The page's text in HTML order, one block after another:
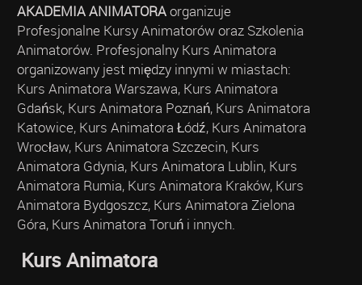
AKADEMIA ANIMATORAorganizuje
Profesjonalne Kursy Animatorów oraz Szkolenia
Animatorów. Profesjonalny Kurs Animatora
organizowany jest między innymi w miastach:
Kurs Animatora Warszawa, Kurs Animatora
Gdańsk, Kurs Animatora Poznań, Kurs Animatora
Katowice, Kurs Animatora Łódź, Kurs Animatora
Wrocław, Kurs Animatora Szczecin, Kurs
Animatora Gdynia, Kurs Animatora Lublin, Kurs
Animatora Rumia, Kurs Animatora Kraków, Kurs
Animatora Bydgoszcz, Kurs Animatora Zielona
Góra, Kurs Animatora Toruń i innych.
Kurs Animatora